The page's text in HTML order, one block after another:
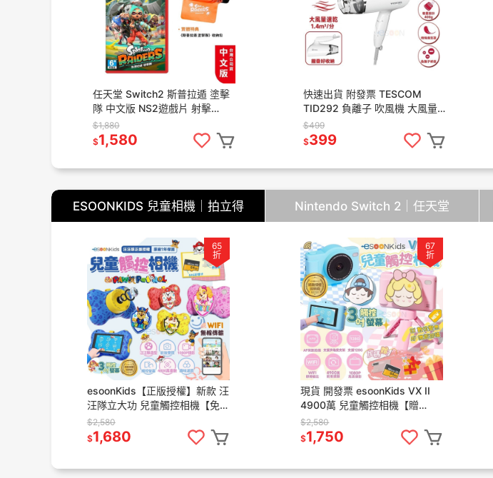
任天堂 Switch2 斯普拉遁 塗擊
隊 中文版 NS2遊戲片 射擊
Splatoon 漆彈大作戰
$1,880
$1,580
快速出貨 附發票 TESCOM
TID292 負離子 吹風機 大風量
【全新 原廠公司貨】輕巧便攜
一年保固 TW 吹風機
$499
$399
ESOONKIDS 兒童相機｜拍立得 Nintendo Switch 2｜任天堂
65
折
esoonKids【正版授權】新款 汪
汪隊立大功 兒童觸控相機【免
運】4900萬 WiFi 傳輸 兒童相
機 汪汪隊 禮物
$2,580
$1,680
67
折
現貨 開發票 esoonKids VX II
4900萬 兒童觸控相機【贈
64G+保貼+支架】兒童相機 照
相機 相機
$2,580
$1,750